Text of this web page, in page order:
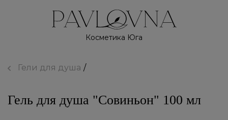
Косметика Юга
Гели для душа
Гель для душа "Совиньон" 100 мл